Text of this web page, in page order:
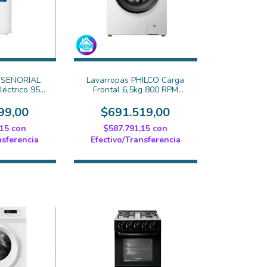
95
con
Lavarropas PHILCO Carga
Frontal 6,5kg 800 RPM
$691.519,00
$587.791,15 con
Efectivo/Transferencia